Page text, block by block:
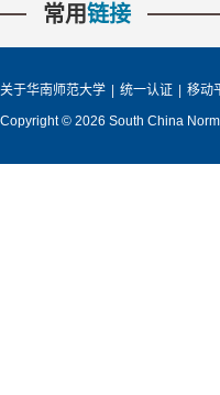
常用链接
关于华南师范大学 统一认证 移动
Copyright © 2026 South China